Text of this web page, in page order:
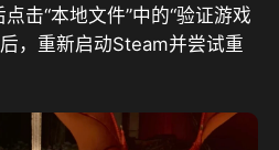
击“本地文件”中的“验证游戏
，重新启动Steam并尝试重